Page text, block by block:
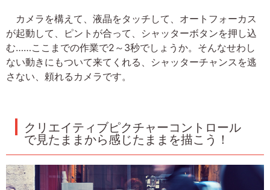
カメラを構えて、液晶をタッチして、オートフォーカス
が起動して、ピントが合って、シャッターボタンを押し込
む……ここまでの作業で2～3秒でしょうか。そんなせわし
ない動きにもついて来てくれる、シャッターチャンスを逃
さない、頼れるカメラです。
クリエイティブピクチャーコントロール
で見たままから感じたままを描こう！